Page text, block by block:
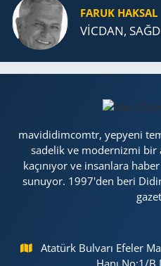
FARUK HAKSAL
VİCDAN,
mavididimcomtr, yepyeni
sadelik ve modernizmi bir
kaçınıyor ve insanlara
sunuyor. 1997'den beri
Atatürk Bulvarı Efeler
Hanı No:1/B